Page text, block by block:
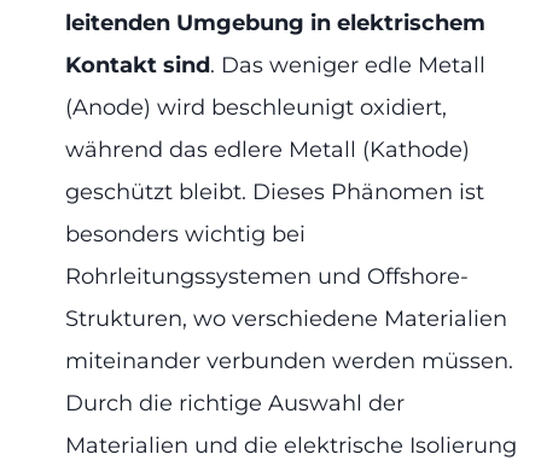
leitenden Umgebung in elektrischem
Kontakt sind. Das weniger edle Metall
(Anode) wird beschleunigt oxidiert,
während das edlere Metall (Kathode)
geschützt bleibt. Dieses Phänomen ist
besonders wichtig bei
Rohrleitungssystemen und Offshore-
Strukturen, wo verschiedene Materialien
miteinander verbunden werden müssen.
Durch die richtige Auswahl der
Materialien und die elektrische Isolierung